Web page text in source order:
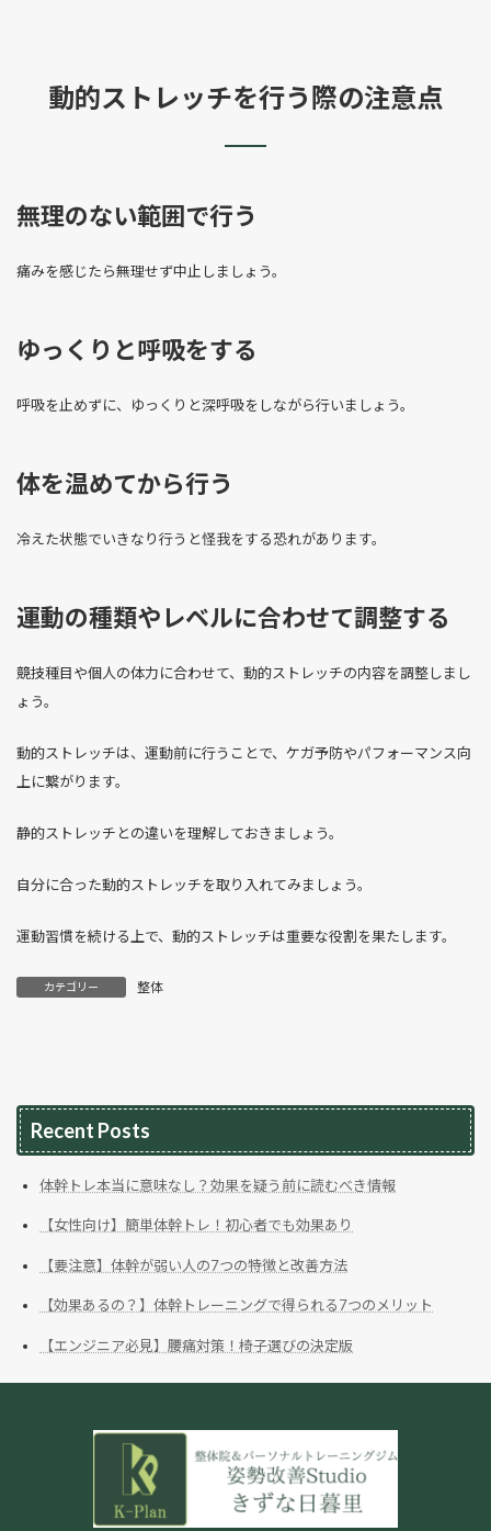
動的ストレッチを行う際の注意点
無理のない範囲で行う
痛みを感じたら無理せず中止しましょう。
ゆっくりと呼吸をする
呼吸を止めずに、ゆっくりと深呼吸をしながら行いましょう。
体を温めてから行う
冷えた状態でいきなり行うと怪我をする恐れがあります。
運動の種類やレベルに合わせて調整する
競技種目や個人の体力に合わせて、動的ストレッチの内容を調整しまし
ょう。
動的ストレッチは、運動前に行うことで、ケガ予防やパフォーマンス向
上に繋がります。
静的ストレッチとの違いを理解しておきましょう。
自分に合った動的ストレッチを取り入れてみましょう。
運動習慣を続ける上で、動的ストレッチは重要な役割を果たします。
カテゴリー 整体
Recent Posts
体幹トレ本当に意味なし？効果を疑う前に読むべき情報
【女性向け】簡単体幹トレ！初心者でも効果あり
【要注意】体幹が弱い人の7つの特徴と改善方法
【効果あるの？】体幹トレーニングで得られる7つのメリット
【エンジニア必見】腰痛対策！椅子選びの決定版